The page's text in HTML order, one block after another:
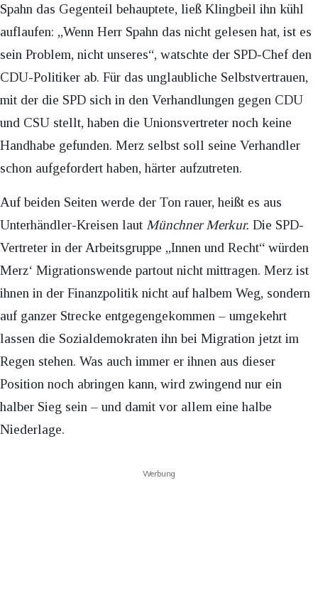
Spahn das Gegenteil behauptete, ließ Klingbeil ihn kühl
auflaufen: „Wenn Herr Spahn das nicht gelesen hat, ist es
sein Problem, nicht unseres“, watschte der SPD-Chef den
CDU-Politiker ab. Für das unglaubliche Selbstvertrauen,
mit der die SPD sich in den Verhandlungen gegen CDU
und CSU stellt, haben die Unionsvertreter noch keine
Handhabe gefunden. Merz selbst soll seine Verhandler
schon aufgefordert haben, härter aufzutreten.
Auf beiden Seiten werde der Ton rauer, heißt es aus
Unterhändler-Kreisen laut Münchner Merkur. Die SPD-
Vertreter in der Arbeitsgruppe „Innen und Recht“ würden
Merz‘ Migrationswende partout nicht mittragen. Merz ist
ihnen in der Finanzpolitik nicht auf halbem Weg, sondern
auf ganzer Strecke entgegengekommen – umgekehrt
lassen die Sozialdemokraten ihn bei Migration jetzt im
Regen stehen. Was auch immer er ihnen aus dieser
Position noch abringen kann, wird zwingend nur ein
halber Sieg sein – und damit vor allem eine halbe
Niederlage.
Werbung